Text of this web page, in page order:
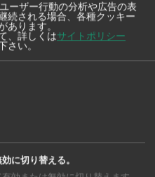
内の「TOPS」で買える薬
ーザー行動の分析や広告の表
続される場合、各種クッキー
あります。
、詳しくはサイトポリシー
さい。
に切り替える。